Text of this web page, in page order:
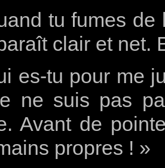
tu fumes de
clair et net.
es-tu pour me
ne suis pas
Avant de
propres ! »